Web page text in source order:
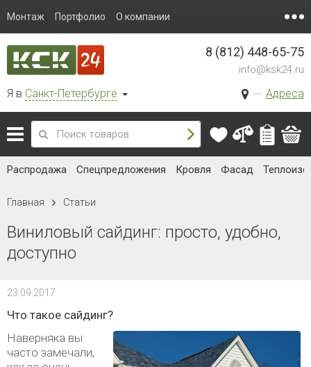
Монтаж Портфолио О компании
Я в Санкт-Петербурге Адреса
8 (812) 448-65-75
info@ksk24.ru
Распродажа Спецпредложения Кровля Фасад
Главная Статьи
Виниловый сайдинг: просто, удобно,
доступно
23.09.2017
Что такое сайдинг?
Наверняка вы
часто замечали,